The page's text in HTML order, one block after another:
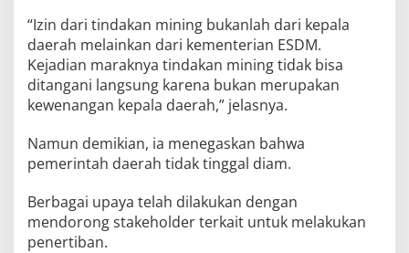
“Izin dari tindakan mining bukanlah dari kepala
daerah melainkan dari kementerian ESDM.
Kejadian maraknya tindakan mining tidak bisa
ditangani langsung karena bukan merupakan
kewenangan kepala daerah,” jelasnya.
Namun demikian, ia menegaskan bahwa
pemerintah daerah tidak tinggal diam.
Berbagai upaya telah dilakukan dengan
mendorong stakeholder terkait untuk melakukan
penertiban.